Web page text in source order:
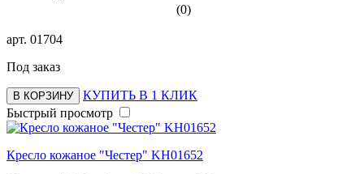
(0)
арт. 01704
Под заказ
В КОРЗИНУ
КУПИТЬ В 1 КЛИК
Быстрый просмотр
Кресло кожаное "Честер" KH01652